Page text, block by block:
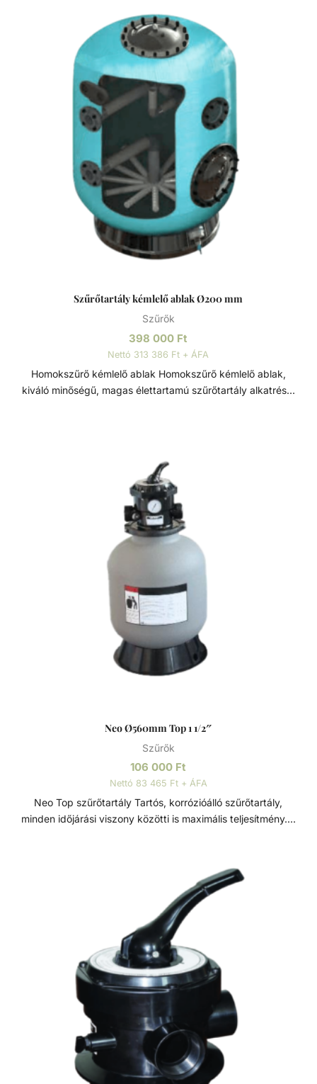
Szűrőtartály kémlelő ablak Ø200 mm
Szűrők
398 000 Ft
Nettó 313 386 Ft + ÁFA
Homokszűrő kémlelő ablak Homokszűrő kémlelő ablak,
kiváló minőségű, magas élettartamú szűrőtartály alkatrész.
melyek nem csak a látványt rontják, de a fürdőzők
egészségére is veszélyesek lehetnek. A szűrőtartály a
vízforgató készülék segítségével az egészen finom
szennyeződéseket is kiszűrhetik a vízből, amelyek így
fennakadnak a szűrőközegen.
Neo Ø560mm Top 1 1/2″
Szűrők
106 000 Ft
Nettó 83 465 Ft + ÁFA
Neo Top szűrőtartály Tartós, korrózióálló szűrőtartály,
minden időjárási viszony közötti is maximális teljesítmény. 7
leeresztővel rendelkezik, a gyors téliesítéshez és
szervizeléshez. A felső diffúzor biztosítja a víz egyenletes
eloszlását a homokágy tetején; ami sima, szabadon áramló
teljesítményt biztosít. Precíziósan megtervezett öntisztító
oldalsó csatornák a kiegyensúlyozott áramlás és
visszamosás, valamint a könnyű szervizelhetőség
érdekében. Szűrőtartály A medence vizének tisztaságát
folyamatos vízforgatással és szűréssel tudjuk fenn tartani.
Az álló vízben, melyet süt a nap, könnyedén
elszaporodhatnak az algák és más szennyeződések,
melyek nem csak a látványt rontják, de a fürdőzők
egészségére is veszélyesek lehetnek. A szűrőtartály a
vízforgató készülék segítségével az egészen finom
szennyeződéseket is kiszűrhetik a vízből, amelyek így